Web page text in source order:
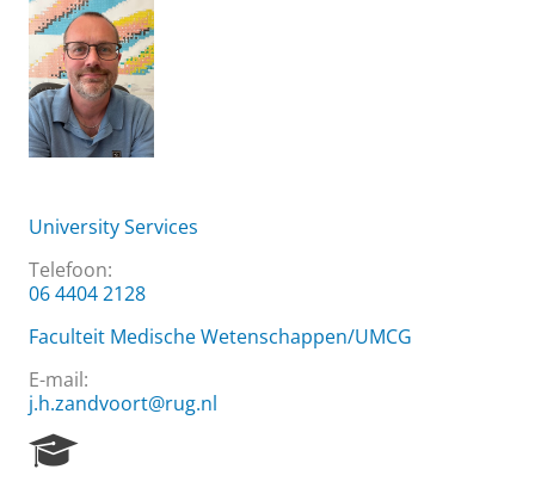
University Services
Telefoon:
06 4404 2128
Faculteit Medische Wetenschappen/UMCG
E-mail:
j.h.zandvoort@rug.nl